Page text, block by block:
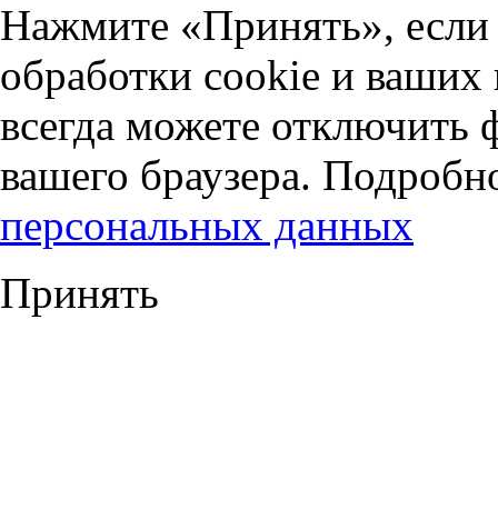
Нажмите «Принять», если
обработки cookie и
всегда можете отключить
вашего браузера.
персональных данных
Принять